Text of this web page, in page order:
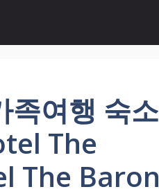
족여행 숙소
The
The Baron